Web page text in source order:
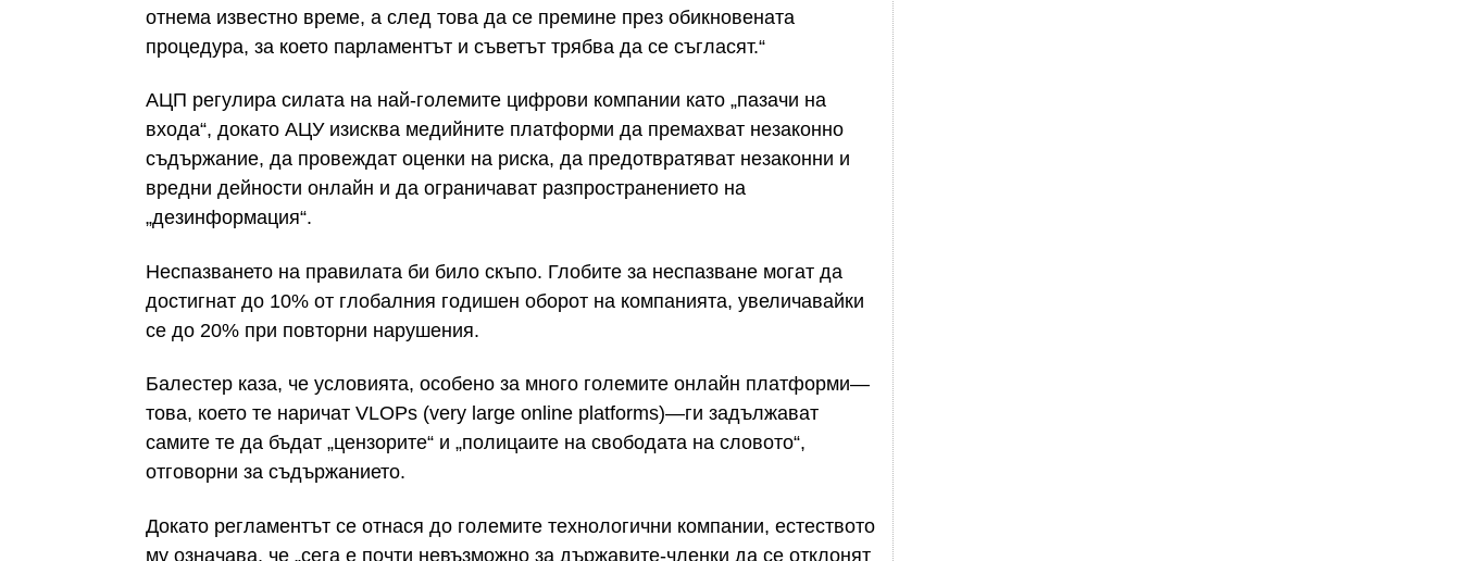
отнема известно време, а след това да се премине през обикновената
процедура, за което парламентът и съветът трябва да се съгласят.“
АЦП регулира силата на най-големите цифрови компании като „пазачи на
входа“, докато АЦУ изисква медийните платформи да премахват незаконно
съдържание, да провеждат оценки на риска, да предотвратяват незаконни и
вредни дейности онлайн и да ограничават разпространението на
„дезинформация“.
Неспазването на правилата би било скъпо. Глобите за неспазване могат да
достигнат до 10% от глобалния годишен оборот на компанията, увеличавайки
се до 20% при повторни нарушения.
Балестер каза, че условията, особено за много големите онлайн платформи—
това, което те наричат VLOPs (very large online platforms)—ги задължават
самите те да бъдат „цензорите“ и „полицаите на свободата на словото“,
отговорни за съдържанието.
Докато регламентът се отнася до големите технологични компании, естеството
му означава, че „сега е почти невъзможно за държавите-членки да се отклонят